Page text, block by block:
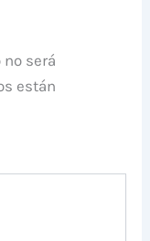
será
están